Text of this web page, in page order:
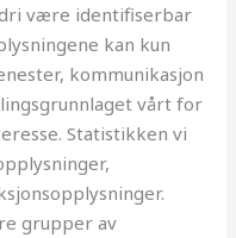
være identifiserbar
kan kun
kommunikasjon
vårt for
Statistikken vi
grupper av